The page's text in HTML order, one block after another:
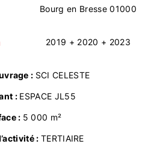
Bourg en Bresse 01000
2019 + 2020 + 2023
: SCI CELESTE
: ESPACE JL55
: 5 000 m²
: TERTIAIRE